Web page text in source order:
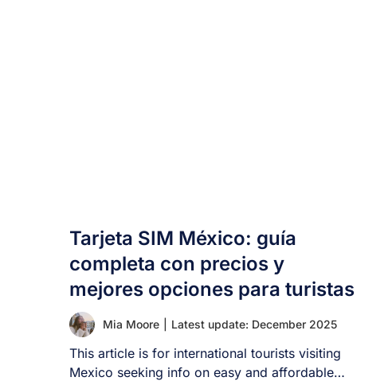
Tarjeta SIM México: guía
completa con precios y
mejores opciones para turistas
Mia Moore Latest update: December 2025
This article is for international tourists visiting
Mexico seeking info on easy and affordable